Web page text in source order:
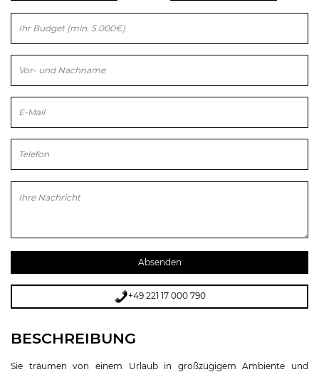
+49 221 17 000 790
BESCHREIBUNG
Sie träumen von einem Urlaub in großzügigem Ambiente und